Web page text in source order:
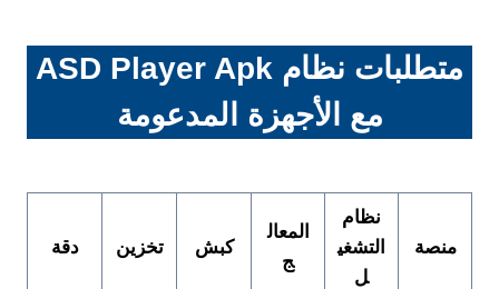
متطلبات نظام ASD Player Apk
مع الأجهزة المدعومة
منصة
نظام
التشغي
ل
المعال
ج
كبش تخزين دقة